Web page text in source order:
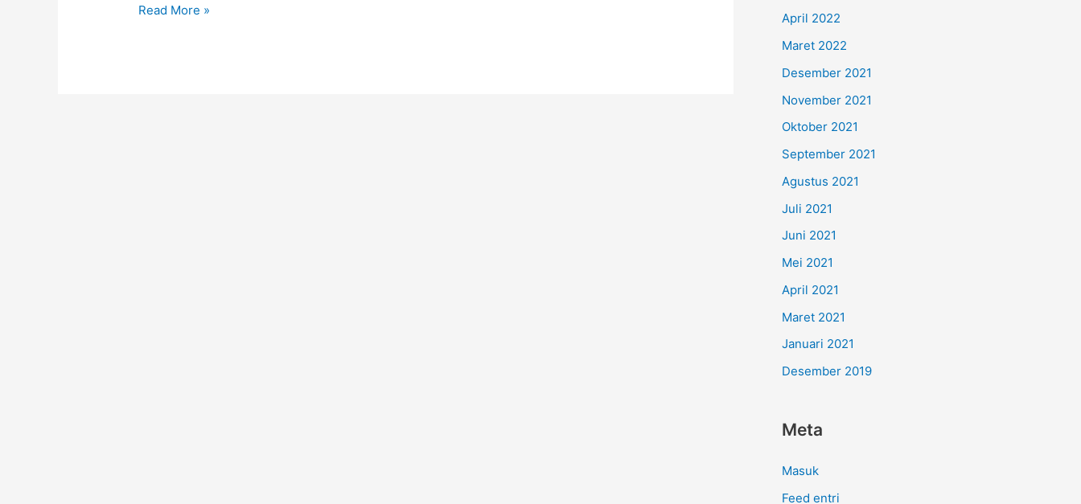
Read More »
April 2022
Maret 2022
Desember 2021
November 2021
Oktober 2021
September 2021
Agustus 2021
Juli 2021
Juni 2021
Mei 2021
April 2021
Maret 2021
Januari 2021
Desember 2019
Meta
Masuk
Feed entri